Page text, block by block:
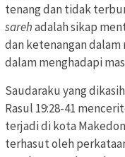
tenang dan tidak
sarehadalah sikap
dan ketenangan
dalam menghadapi
Saudaraku yang
Rasul 19:28-41
terjadi di kota
terhasut oleh